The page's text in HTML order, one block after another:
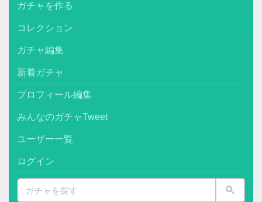
ガチャを作る
コレクション
ガチャ編集
新着ガチャ
プロフィール編集
みんなのガチャTweet
ユーザー一覧
ログイン